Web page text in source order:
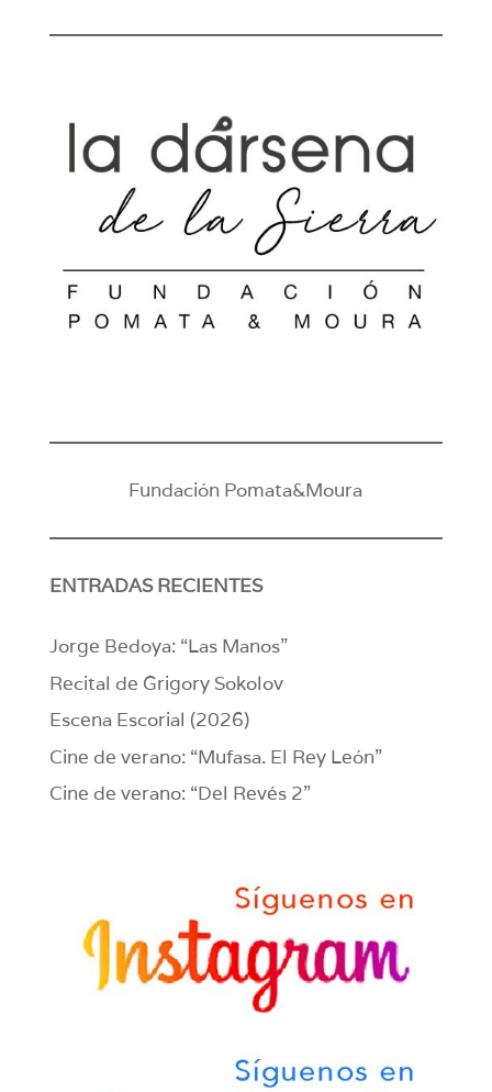
Fundación Pomata&Moura
ENTRADAS RECIENTES
Jorge Bedoya: “Las Manos”
Recital de Grigory Sokolov
Escena Escorial (2026)
Cine de verano: “Mufasa. El Rey León”
Cine de verano: “Del Revés 2”